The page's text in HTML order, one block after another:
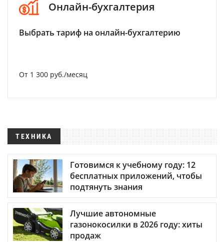
Онлайн-бухгалтерия
Выбрать тариф на онлайн-бухгалтерию
От 1 300 руб./месяц
ТЕХНИКА
Готовимся к учебному году: 12
бесплатных приложений, чтобы
подтянуть знания
Лучшие автономные
газонокосилки в 2026 году: хиты
продаж